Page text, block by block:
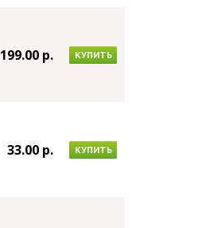
199.00 p. КУПИТЬ
33.00 p. КУПИТЬ